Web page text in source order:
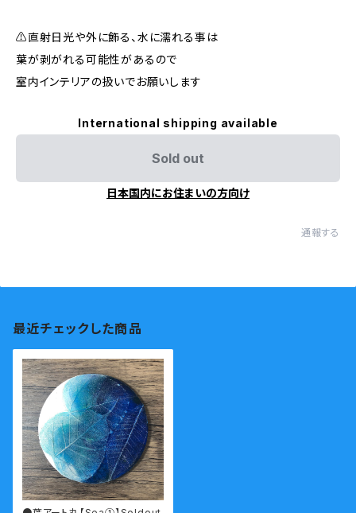
⚠️直射日光や外に飾る、水に濡れる事は
葉が剥がれる可能性があるので
室内インテリアの扱いでお願いします
International shipping available
Sold out
日本国内にお住まいの方向け
通報する
最近チェックした商品